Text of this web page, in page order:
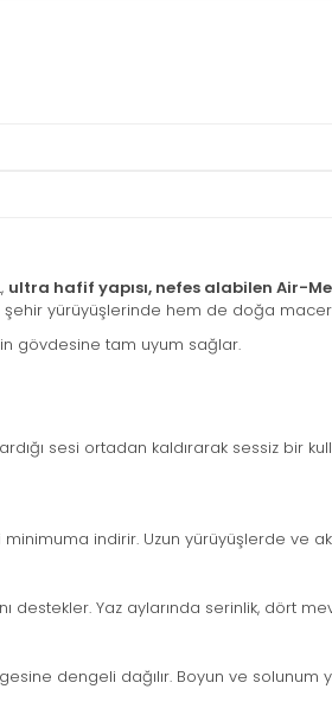
ultra hafif yapısı, nefes alabilen Air-
yürüyüşlerinde hem de doğa
gövdesine tam uyum sağlar.
sesi ortadan kaldırarak sessiz bir
indirir. Uzun yürüyüşlerde ve
destekler. Yaz aylarında serinlik, dört
dengeli dağılır. Boyun ve solunum